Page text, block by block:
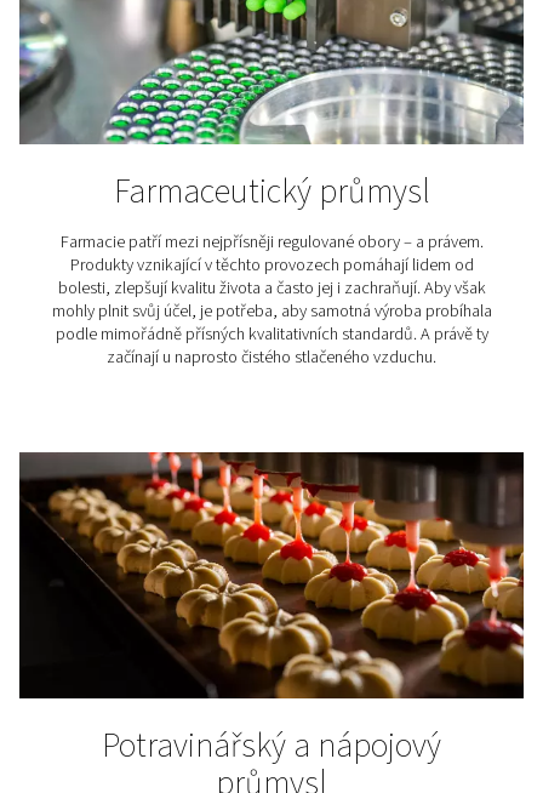
špičkovou kvalitu výstupního produktu.
Vhodně zvolený TRB a
pro vaši aplikaci
Tlakový rosný bod (TRB)se používá k určení množství
stlačeném vzduchu. V podstatě se jedná o teplotu,
dochází ke kondenzaci vodní páry při nastaveném
tlaku. Nízké hodnoty TRB znamenají menší množství
stlačeném vzduchu.
Splnění průmyslových
standardů kvality
Kromě zajištění spolehlivosti a integrity vašeho
systému jsou sušičky stlačeného vzduchu nezbytné
norem ISO 8573-1. Toto mezinárodně uznávané
určuje, kolik kontaminantů, včetně vody, smí váš
úpravě obsahovat.